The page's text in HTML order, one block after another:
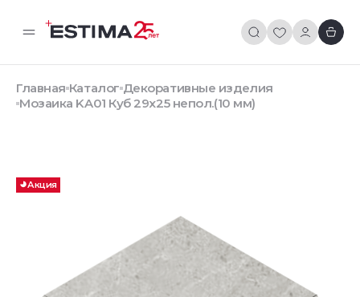
Главная Каталог Декоративные изделия
Мозаика KA01 Куб 29x25 непол.(10 мм)
Акция